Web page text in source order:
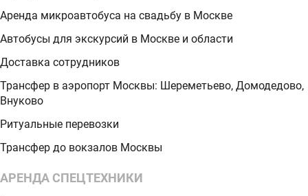
Аренда микроавтобуса на свадьбу в Москве
Автобусы для экскурсий в Москве и области
Доставка сотрудников
Трансфер в аэропорт Москвы: Шереметьево, Домодедово,
Внуково
Ритуальные перевозки
Трансфер до вокзалов Москвы
АРЕНДА СПЕЦТЕХНИКИ